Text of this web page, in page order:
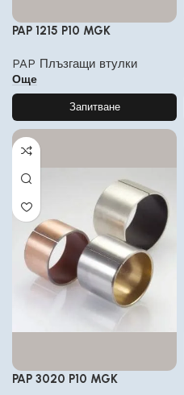
PAP 1215 P10 MGK
PAP Плъзгащи втулки
Още
Запитване
PAP 3020 P10 MGK